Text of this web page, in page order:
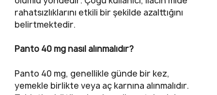
rahatsızlıklarını etkili bir şekilde azalttığını
belirtmektedir.
Panto 40 mg nasıl alınmalıdır?
Panto 40 mg, genellikle günde bir kez,
yemekle birlikte veya aç karnına alınmalıdır.